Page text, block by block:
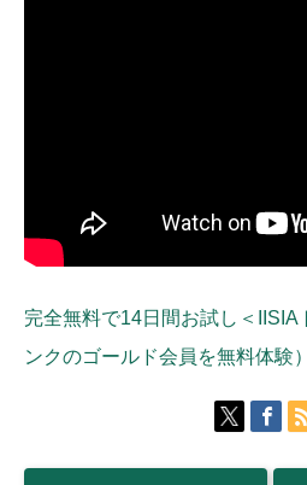
完全無料で14日間お試し＜IISIA
ンクのゴールド会員を無料体験